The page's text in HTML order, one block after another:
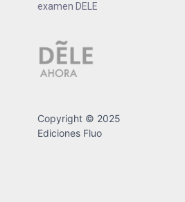
examen DELE
Copyright © 2025
Ediciones Fluo